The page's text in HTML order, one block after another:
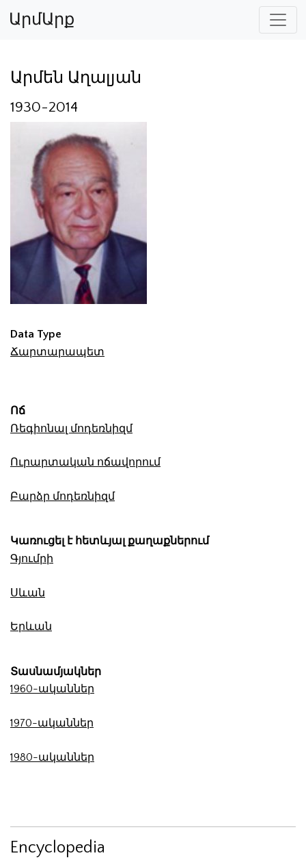
ԱրմԱրք
Արմեն Աղալյան
1930-2014
Data Type
Ճարտարապետ
Ոճ
Ռեգիոնալ մոդեռնիզմ
Ուրարտական ոճավորում
Բարձր մոդեռնիզմ
Կառուցել է հետևյալ քաղաքներում
Գյումրի
Սևան
Երևան
Տասնամյակներ
1960-ականներ
1970-ականներ
1980-ականներ
Encyclopedia